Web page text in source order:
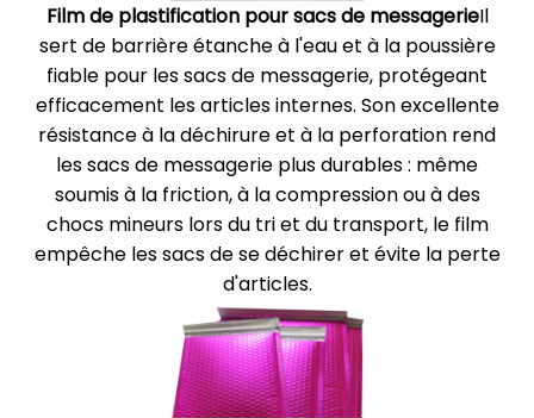
Film de plastification pour sacs de messagerieIl
sert de barrière étanche à l'eau et à la poussière
fiable pour les sacs de messagerie, protégeant
efficacement les articles internes. Son excellente
résistance à la déchirure et à la perforation rend
les sacs de messagerie plus durables : même
soumis à la friction, à la compression ou à des
chocs mineurs lors du tri et du transport, le film
empêche les sacs de se déchirer et évite la perte
d'articles.